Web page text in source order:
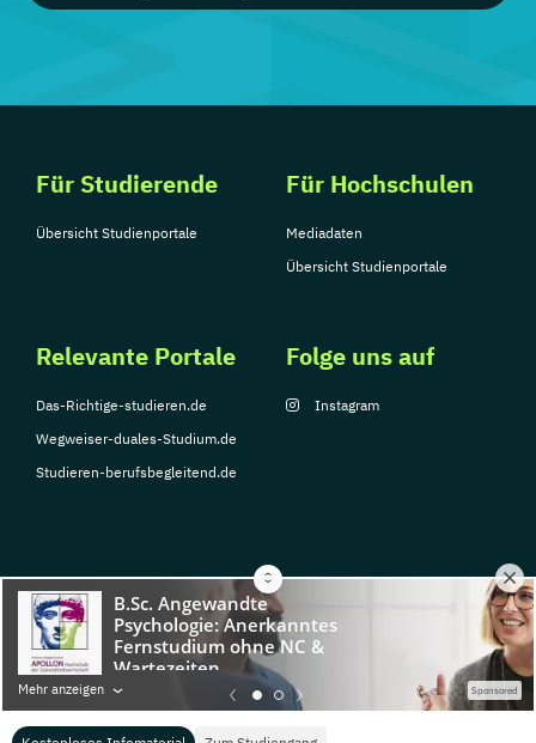
Mehr anzeigen Sponsored
Für Studierende
Übersicht Studienportale
Für Hochschulen
Mediadaten
Übersicht Studienportale
Relevante Portale
Das-Richtige-studieren.de
Wegweiser-duales-Studium.de
Studieren-berufsbegleitend.de
Folge uns auf
Instagram
© Copyright 2026, TarGroup Media GmbH
Impressum
Über
uns
Datenschutzerklärung Nutzungsbedingungen